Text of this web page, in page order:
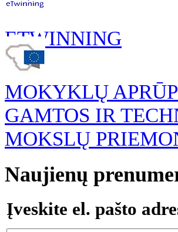
ETWINNING
MOKYKLŲ
GAMTOS IR
MOKSLŲ
Naujienų
Įveskite el. pašto